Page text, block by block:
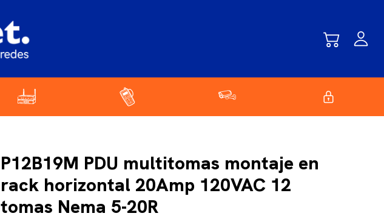
P12B19M PDU multitomas montaje en
rack horizontal 20Amp 120VAC 12
tomas Nema 5-20R